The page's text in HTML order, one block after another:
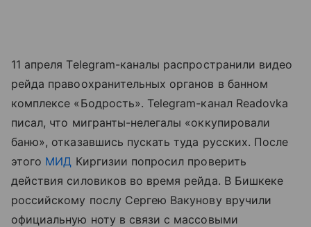
11 апреля Telegram-каналы распространили видео
рейда правоохранительных органов в банном
комплексе «Бодрость». Telegram-канал Readovka
писал, что мигранты-нелегалы «оккупировали
баню», отказавшись пускать туда русских. После
этого МИД Киргизии попросил проверить
действия силовиков во время рейда. В Бишкеке
российскому послу Сергею Вакунову вручили
официальную ноту в связи с массовыми